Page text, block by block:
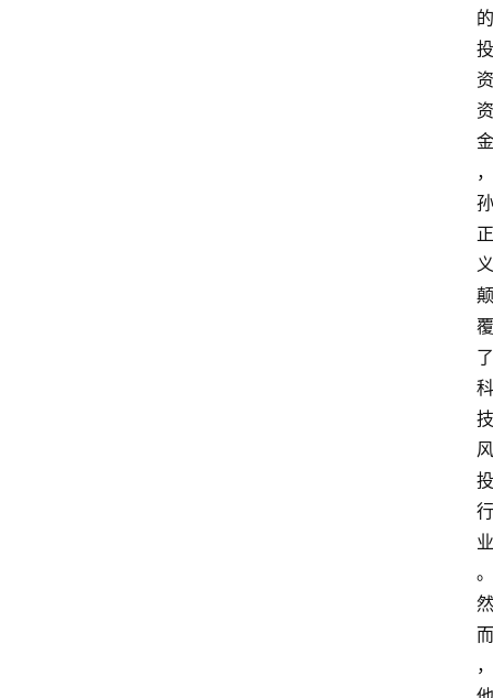
的
投
资
资
金
，
孙
正
义
颠
覆
了
科
技
风
投
行
业
。
然
而
，